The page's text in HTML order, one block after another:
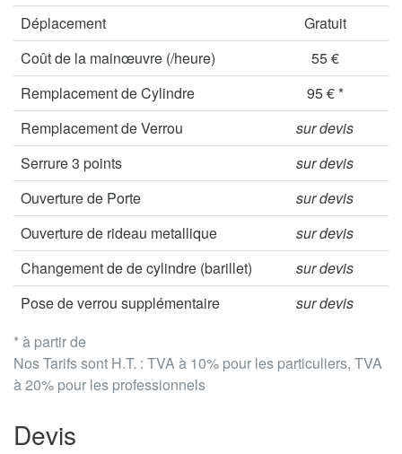
* à partir de
Nos Tarifs sont H.T. : TVA à 10% pour les particuliers, TVA
à 20% pour les professionnels
Déplacement
Gratuit
Coût de la mainœuvre (/heure)
55 €
Remplacement de Cylindre
95 € *
Remplacement de Verrou
sur devis
Serrure 3 points
sur devis
Ouverture de Porte
sur devis
Ouverture de rideau metallique
sur devis
Changement de de cylindre (barillet)
sur devis
Pose de verrou supplémentaire
sur devis
Devis